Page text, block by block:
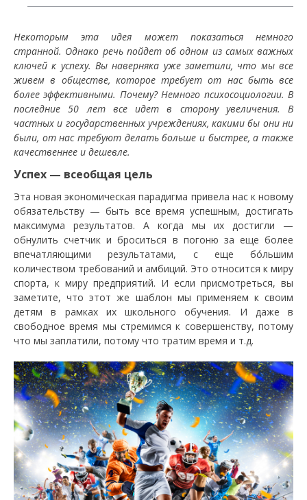
Некоторым эта идея может показаться немного
странной. Однако речь пойдет об одном из самых важных
ключей к успеху. Вы наверняка уже заметили, что мы все
живем в обществе, которое требует от нас быть все
более эффективными. Почему? Немного психосоциологии. В
последние 50 лет все идет в сторону увеличения. В
частных и государственных учреждениях, какими бы они ни
были, от нас требуют делать больше и быстрее, а также
качественнее и дешевле.
Успех — всеобщая цель
Эта новая экономическая парадигма привела нас к новому
обязательству — быть все время успешным, достигать
максимума результатов. А когда мы их достигли —
обнулить счетчик и броситься в погоню за еще более
впечатляющими результатами, с еще бóльшим
количеством требований и амбиций. Это относится к миру
спорта, к миру предприятий. И если присмотреться, вы
заметите, что этот же шаблон мы применяем к своим
детям в рамках их школьного обучения. И даже в
свободное время мы стремимся к совершенству, потому
что мы заплатили, потому что тратим время и т.д.